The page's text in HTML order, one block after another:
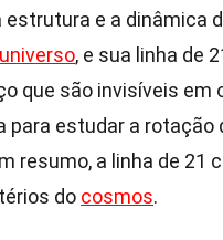
e a dinâmica
universo, e sua linha de
que são invisíveis
para estudar a
resumo, a linha de 21
do cosmos.